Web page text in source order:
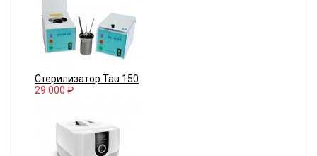
Стерилизатор Tau 150
29 000 ₽